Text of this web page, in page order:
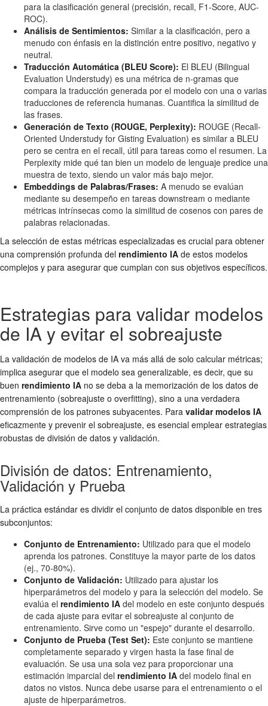
para la clasificación general (precisión, recall, F1-Score, AUC-
ROC).
Análisis de Sentimientos: Similar a la clasificación, pero a
menudo con énfasis en la distinción entre positivo, negativo y
neutral.
Traducción Automática (BLEU Score): El BLEU (Bilingual
Evaluation Understudy) es una métrica de n-gramas que
compara la traducción generada por el modelo con una o varias
traducciones de referencia humanas. Cuantifica la similitud de
las frases.
Generación de Texto (ROUGE, Perplexity): ROUGE (Recall-
Oriented Understudy for Gisting Evaluation) es similar a BLEU
pero se centra en el recall, útil para tareas como el resumen. La
Perplexity mide qué tan bien un modelo de lenguaje predice una
muestra de texto, siendo un valor más bajo mejor.
Embeddings de Palabras/Frases: A menudo se evalúan
mediante su desempeño en tareas downstream o mediante
métricas intrínsecas como la similitud de cosenos con pares de
palabras relacionadas.
La selección de estas métricas especializadas es crucial para obtener
una comprensión profunda del rendimiento IA de estos modelos
complejos y para asegurar que cumplan con sus objetivos específicos.
Estrategias para validar modelos
de IA y evitar el sobreajuste
La validación de modelos de IA va más allá de solo calcular métricas;
implica asegurar que el modelo sea generalizable, es decir, que su
buen rendimiento IA no se deba a la memorización de los datos de
entrenamiento (sobreajuste o overfitting), sino a una verdadera
comprensión de los patrones subyacentes. Para validar modelos IA
eficazmente y prevenir el sobreajuste, es esencial emplear estrategias
robustas de división de datos y validación.
División de datos: Entrenamiento,
Validación y Prueba
La práctica estándar es dividir el conjunto de datos disponible en tres
subconjuntos:
Conjunto de Entrenamiento: Utilizado para que el modelo
aprenda los patrones. Constituye la mayor parte de los datos
(ej., 70-80%).
Conjunto de Validación: Utilizado para ajustar los
hiperparámetros del modelo y para la selección del modelo. Se
evalúa el rendimiento IA del modelo en este conjunto después
de cada ajuste para evitar el sobreajuste al conjunto de
entrenamiento. Sirve como un "espejo" durante el desarrollo.
Conjunto de Prueba (Test Set): Este conjunto se mantiene
completamente separado y virgen hasta la fase final de
evaluación. Se usa una sola vez para proporcionar una
estimación imparcial del rendimiento IA del modelo final en
datos no vistos. Nunca debe usarse para el entrenamiento o el
ajuste de hiperparámetros.